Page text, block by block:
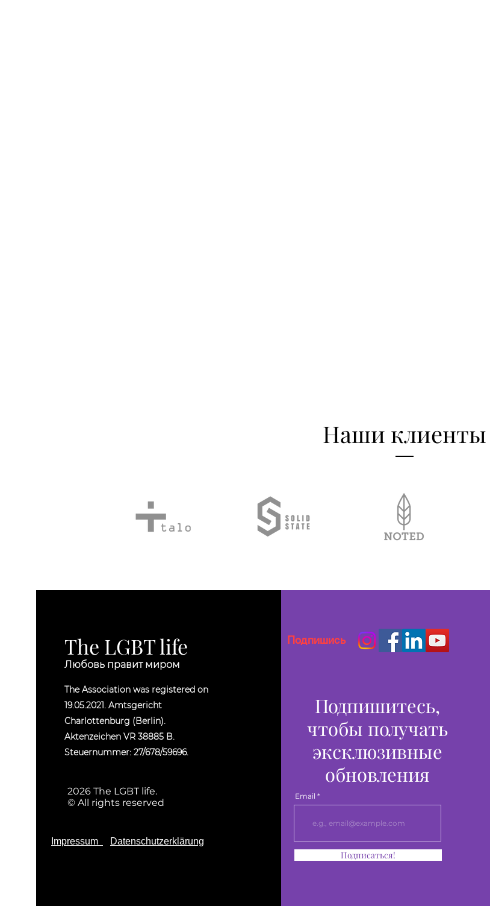
Наши клиенты
The LGBT life
Любовь правит миром
The Association was registered on
19.05.2021. Amtsgericht
Charlottenburg (Berlin).
Aktenzeichen VR 38885 B.
Steuernummer: 27/678/59696.
2026 The LGBT life.
© All rights reserved
Impressum Datenschutzerklärung
Подпишись
Подпишитесь,
чтобы получать
эксклюзивные
обновления
Email
Подписаться!